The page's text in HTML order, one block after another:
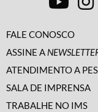
FALE CONOSCO
ASSINE A
ATENDIMENTO A
SALA DE IMPRENSA
TRABALHE NO IMS